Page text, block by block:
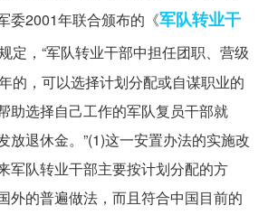
委2001年联合颁布的《军队转业干
定，“军队转业干部中担任团职、营级
的，可以选择计划分配或自谋职业的
助选择自己工作的军队复员干部就
放退休金。”(1)这一安置办法的实施改
军队转业干部主要按计划分配的方
外的普遍做法，而且符合中国目前的